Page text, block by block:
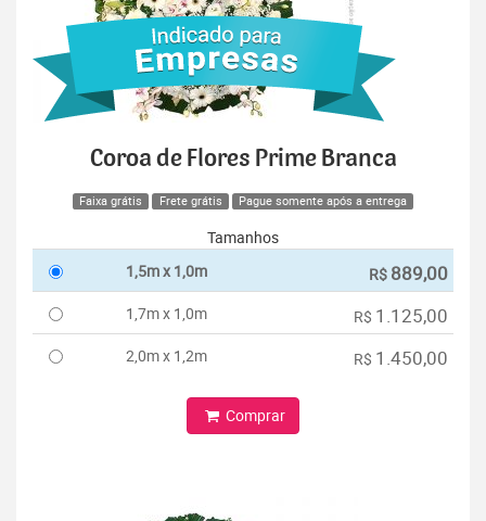
Coroa de Flores Prime Branca
Faixa grátis Frete grátis Pague somente após a entrega
Tamanhos
1,5m x 1,0m
R$ 889,00
1,7m x 1,0m R$ 1.125,00
2,0m x 1,2m R$ 1.450,00
Comprar